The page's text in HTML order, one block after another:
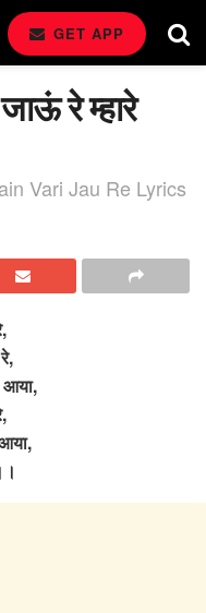
GET APP
रे म्हारे
Vari Jau Re Lyrics